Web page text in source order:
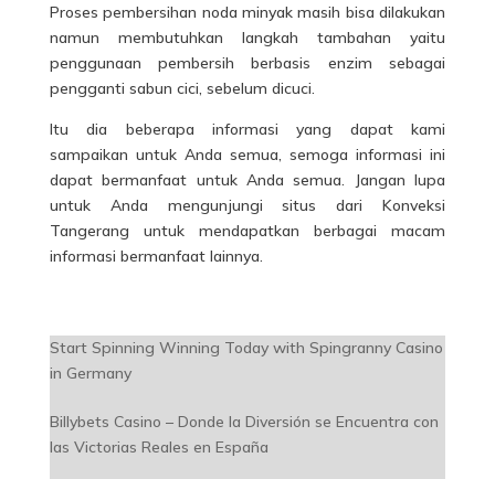
Proses pembersihan noda minyak masih bisa dilakukan
namun membutuhkan langkah tambahan yaitu
penggunaan pembersih berbasis enzim sebagai
pengganti sabun cici, sebelum dicuci.
Itu dia beberapa informasi yang dapat kami
sampaikan untuk Anda semua, semoga informasi ini
dapat bermanfaat untuk Anda semua. Jangan lupa
untuk Anda mengunjungi situs dari Konveksi
Tangerang untuk mendapatkan berbagai macam
informasi bermanfaat lainnya.
Start Spinning Winning Today with Spingranny Casino
in Germany
Billybets Casino – Donde la Diversión se Encuentra con
las Victorias Reales en España